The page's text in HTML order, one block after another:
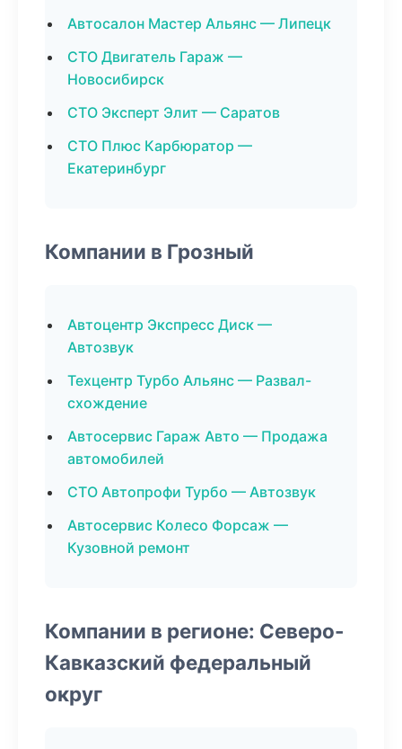
Автосалон Мастер Альянс — Липецк
СТО Двигатель Гараж —
Новосибирск
СТО Эксперт Элит — Саратов
СТО Плюс Карбюратор —
Екатеринбург
Компании в Грозный
Автоцентр Экспресс Диск —
Автозвук
Техцентр Турбо Альянс — Развал-
схождение
Автосервис Гараж Авто — Продажа
автомобилей
СТО Автопрофи Турбо — Автозвук
Автосервис Колесо Форсаж —
Кузовной ремонт
Компании в регионе: Северо-
Кавказский федеральный
округ